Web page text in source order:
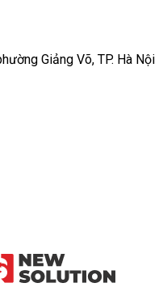
Giảng Võ, TP. Hà Nội